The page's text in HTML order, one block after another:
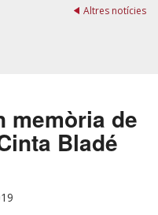
Altres notícies
memòria de
Bladé